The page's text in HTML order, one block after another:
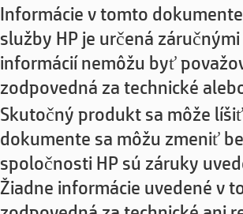
Informácie v tomto
služby HP je určená
informácií nemôžu byť
zodpovedná za technické
Skutočný produkt sa môže
dokumente sa môžu zmeniť
spoločnosti HP sú záruky
Žiadne informácie uvedené v